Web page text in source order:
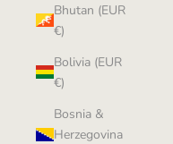
Bhutan (EUR
€)
Bolivia (EUR
€)
Bosnia &
Herzegovina